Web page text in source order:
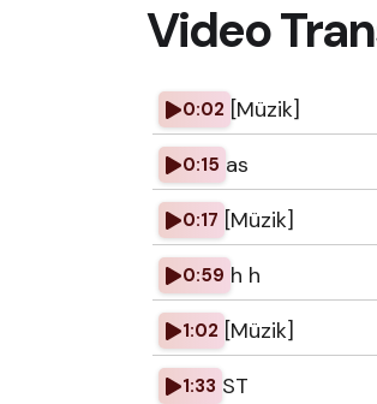
Video
0:02 [Müzik]
0:15 as
0:17 [Müzik]
0:59 h h
1:02 [Müzik]
1:33 ST